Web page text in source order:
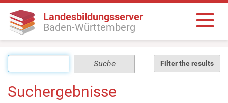
Landesbildungsserver
Baden-Württemberg
Filter the results
Suchergebnisse